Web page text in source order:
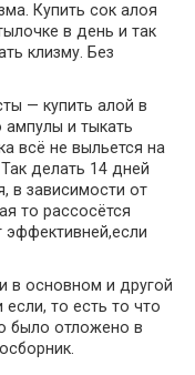
Купить сок алоя
в день и так
клизму. Без
— купить алой в
ампулы и тыкать
всё не выльется на
делать 14 дней
в зависимости от
то рассосётся
в основном и другой
то есть то что
было отложено в